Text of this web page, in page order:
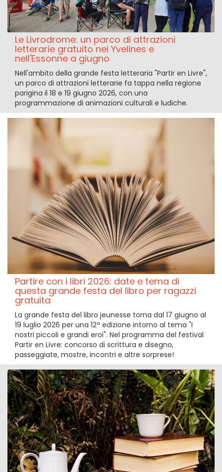
Le Livrodrome: un parco di attrazioni
letterarie gratuito nei Yvelines e
nell'Essonne a giugno
Nell'ambito della grande festa letteraria "Partir en Livre",
un parco di attrazioni letterarie fa tappa nella regione
parigina il 18 e 19 giugno 2026, con una
programmazione di animazioni culturali e ludiche.
Partire con i libri 2026: date e tema di
questa grande festa del libro per ragazzi
gratuita
La grande festa del libro jeunesse torna dal 17 giugno al
19 luglio 2026 per una 12ª edizione intorno al tema "I
nostri piccoli e grandi eroi". Nel programma del festival
Partir en Livre: concorso di scrittura e disegno,
passeggiate, mostre, incontri e altre sorprese!